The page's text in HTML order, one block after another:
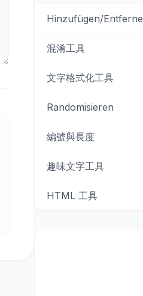
Hinzufügen/
混淆工具
文字格式化工具
Randomisieren
編號與長度
趣味文字工具
HTML 工具